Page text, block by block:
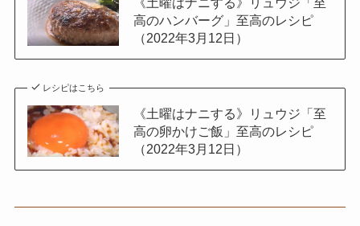
高のハンバーグ」至高のレシピ
（2022年3月12日）
レシピはこちら
《土曜はナニする》リュウジ「至
高の卵かけご飯」至高のレシピ
（2022年3月12日）